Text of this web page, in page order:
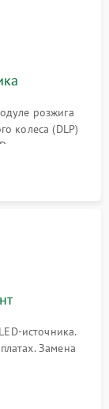
розжига
колеса (DLP)
чипа, датчиков
и
источника.
Замена
цветового